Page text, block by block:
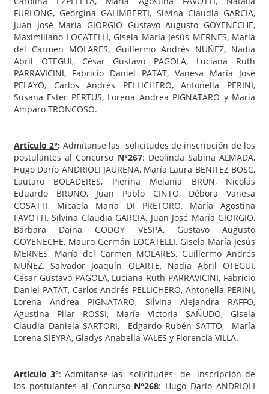
FURLONG, Georgina GALIMBERTI, Silvina Claudia GARCIA,
Juan José María GIORGIO Gustavo Augusto GOYENECHE,
Maximiliano LOCATELLI, Gisela María Jesús MERNES, María
del Carmen MOLARES, Guillermo Andrés NUÑEZ, Nadia
Abril OTEGUI, César Gustavo PAGOLA, Luciana Ruth
PARRAVICINI, Fabricio Daniel PATAT, Vanesa María José
PELAYO, Carlos Andrés PELLICHERO, Antonella PERINI,
Susana Ester PERTUS, Lorena Andrea PIGNATARO y María
Amparo TRONCOSO.
Artículo 2°: Admítanse las solicitudes de inscripción de los
postulantes al Concurso N°267: Deolinda Sabina ALMADA,
Hugo Darío ANDRIOLI JAURENA, María Laura BENITEZ BOSC,
Lautaro BOLADERES, Pierina Melania BRUN, Nicolás
Eduardo BRUNO, Juan Pablo CINTO, Débora Vanesa
COSATTI, Micaela María DI PRETORO, María Agostina
FAVOTTI, Silvina Claudia GARCIA, Juan José María GIORGIO,
Bárbara Daina GODOY VESPA, Gustavo Augusto
GOYENECHE, Mauro Germán LOCATELLI, Gisela María Jesús
MERNES, María del Carmen MOLARES, Guillermo Andrés
NUÑEZ, Salvador Joaquín OLARTE, Nadia Abril OTEGUI,
César Gustavo PAGOLA, Luciana Ruth PARRAVICINI, Fabricio
Daniel PATAT, Carlos Andrés PELLICHERO, Antonella PERINI,
Lorena Andrea PIGNATARO, Silvina Alejandra RAFFO,
Agustina Pilar ROSSI, María Victoria SAÑUDO, Gisela
Claudia Daniela SARTORI, Edgardo Rubén SATTO, María
Lorena SIEYRA, Gladys Anabella VALES y Florencia VILLA.
Artículo 3°: Admítanse las solicitudes de inscripción de
los postulantes al Concurso N°268: Hugo Darío ANDRIOLI